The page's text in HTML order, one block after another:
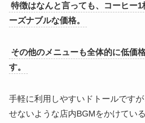
特徴はなんと言っても、コーヒー1
ーズナブルな価格。
その他のメニューも全体的に低価
す。
手軽に利用しやすいドトールです
せないような店内BGMをかけてい